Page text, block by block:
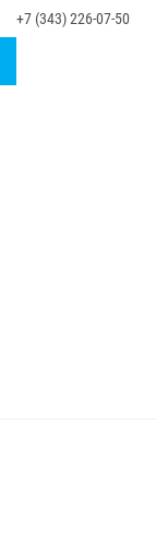
+7 (343) 226-07-50